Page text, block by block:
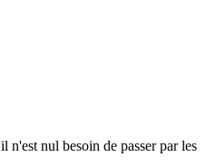
n'est nul besoin de passer par les